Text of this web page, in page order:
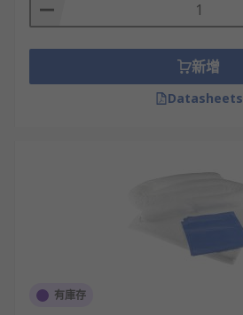
新增
Datasheets
有庫存